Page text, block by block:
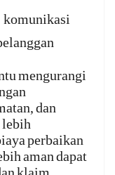
mengurangi
dan
lebih
perbaikan
aman dapat